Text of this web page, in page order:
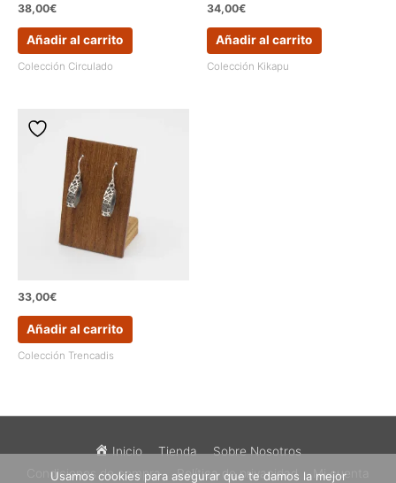
38,00€
Añadir al carrito
Colección Circulado
34,00€
Añadir al carrito
Colección Kikapu
33,00€
Añadir al carrito
Colección Trencadis
Inicio Tienda
Sobre Nosotros
Condiciones de compra
Política de privacidad Mi cuenta
Usamos cookies para asegurar que te damos la mejor